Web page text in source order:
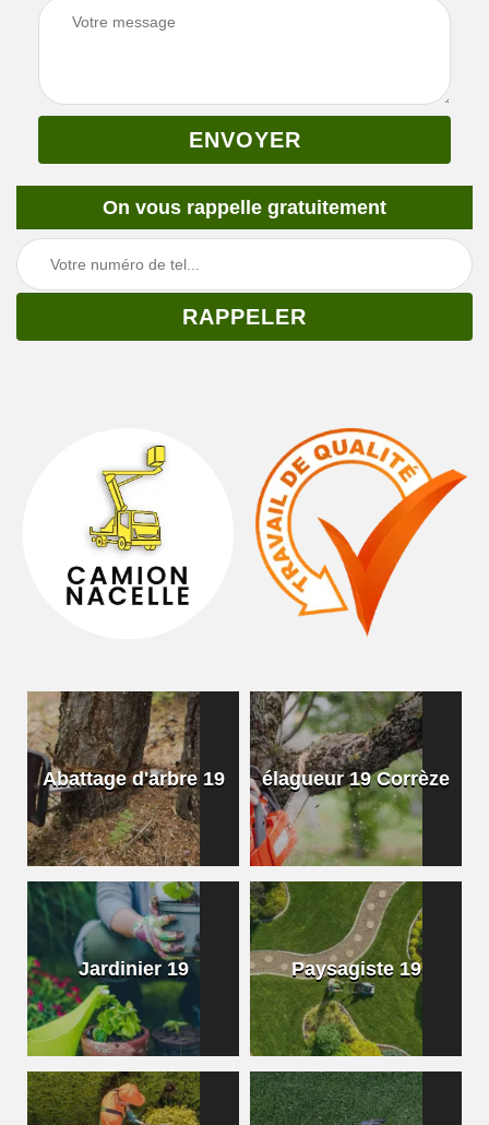
On vous rappelle gratuitement
Abattage d'arbre 19 élagueur 19 Corrèze
Jardinier 19 Paysagiste 19